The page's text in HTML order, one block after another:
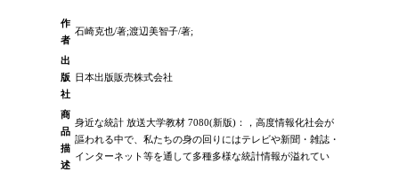
作
者
石崎克也/著;渡辺美智子/著;
出
版
社
日本出版販売株式会社
商
品
描
述
身近な統計 放送大学教材 7080(新版)：，高度情報化社会が
謳われる中で、私たちの身の回りにはテレビや新聞・雑誌・
インターネット等を通して多種多様な統計情報が溢れてい